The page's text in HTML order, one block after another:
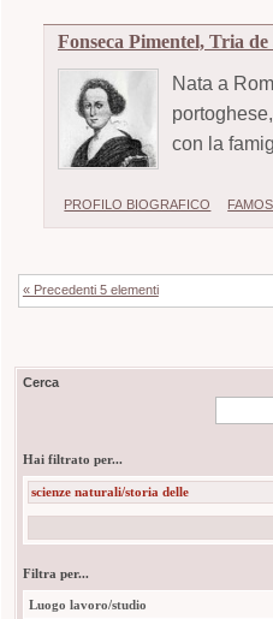
Fonseca Pimentel, Tria
Nata a
con la
PROFILO BIOGRAFICO
« Precedenti 5 elementi
Cerca
Hai filtrato per...
scienze naturali/storia delle
Filtra per...
Luogo lavoro/studio